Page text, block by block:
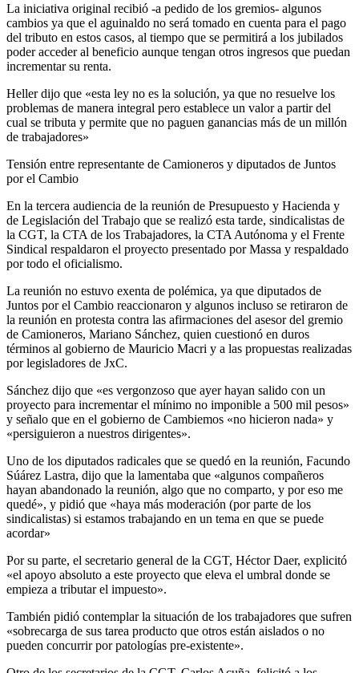
La iniciativa original recibió -a pedido de los gremios- algunos
cambios ya que el aguinaldo no será tomado en cuenta para el pago
del tributo en estos casos, al tiempo que se permitirá a los jubilados
poder acceder al beneficio aunque tengan otros ingresos que puedan
incrementar su renta.
Heller dijo que «esta ley no es la solución, ya que no resuelve los
problemas de manera integral pero establece un valor a partir del
cual se tributa y permite que no paguen ganancias más de un millón
de trabajadores»
Tensión entre representante de Camioneros y diputados de Juntos
por el Cambio
En la tercera audiencia de la reunión de Presupuesto y Hacienda y
de Legislación del Trabajo que se realizó esta tarde, sindicalistas de
la CGT, la CTA de los Trabajadores, la CTA Autónoma y el Frente
Sindical respaldaron el proyecto presentado por Massa y respaldado
por todo el oficialismo.
La reunión no estuvo exenta de polémica, ya que diputados de
Juntos por el Cambio reaccionaron y algunos incluso se retiraron de
la reunión en protesta contra las afirmaciones del asesor del gremio
de Camioneros, Mariano Sánchez, quien cuestionó en duros
términos al gobierno de Mauricio Macri y a las propuestas realizadas
por legisladores de JxC.
Sánchez dijo que «es vergonzoso que ayer hayan salido con un
proyecto para incrementar el mínimo no imponible a 500 mil pesos»
y señalo que en el gobierno de Cambiemos «no hicieron nada» y
«persiguieron a nuestros dirigentes».
Uno de los diputados radicales que se quedó en la reunión, Facundo
Súárez Lastra, dijo que la lamentaba que «algunos compañeros
hayan abandonado la reunión, algo que no comparto, y por eso me
quedé», y pidió que «haya más moderación (por parte de los
sindicalistas) si estamos trabajando en un tema en que se puede
acordar»
Por su parte, el secretario general de la CGT, Héctor Daer, explicitó
«el apoyo absoluto a este proyecto que eleva el umbral donde se
empieza a tributar el impuesto».
También pidió contemplar la situación de los trabajadores que sufren
«sobrecarga de sus tarea producto que otros están aislados o no
pueden concurrir por patologías pre-existente».